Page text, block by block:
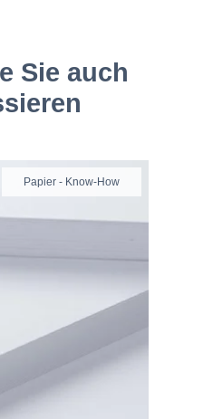
Sie auch
Papier - Know-How